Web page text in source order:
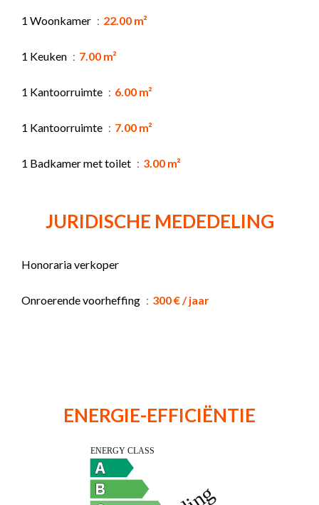
1 Woonkamer 22.00 m²
1 Keuken 7.00 m²
1 Kantoorruimte 6.00 m²
1 Kantoorruimte 7.00 m²
1 Badkamer met toilet 3.00 m²
JURIDISCHE MEDEDELING
Honoraria verkoper
Onroerende voorheffing 300 € / jaar
ENERGIE-EFFICIËNTIE